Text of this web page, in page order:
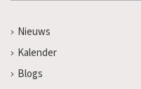
Nieuws
Kalender
Blogs